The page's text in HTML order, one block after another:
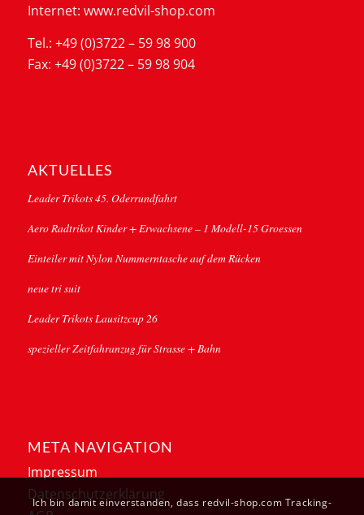
Internet: www.redvil-shop.com
Tel.: +49 (0)3722 – 59 98 900
Fax: +49 (0)3722 – 59 98 904
AKTUELLES
Leader Trikots 45. Oderrundfahrt
Aero Radtrikot Kinder + Erwachsene – 1 Modell-15 Groessen
Einteiler mit Nylon Nummerntasche auf dem Rücken
neue tri suit
Leader Trikots Lausitzcup 26
spezieller Zeitfahranzug für Strasse + Bahn
META NAVIGATION
Impressum
Datenschutzerklärung
Ich bin damit einverstanden, dass redvil-shop.com Tracking-